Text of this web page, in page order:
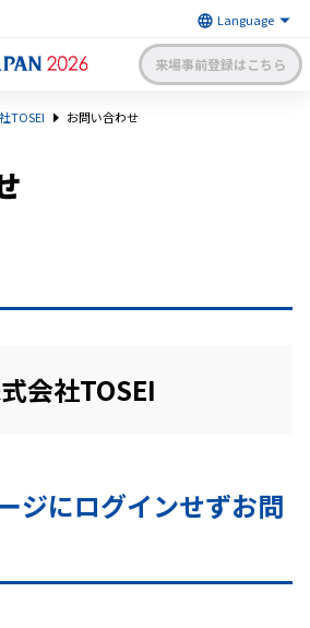
来場事前登録はこちら
社
日本食品機械工業会
TOSEI お問い合わせ
会社TOSEI
ジにログインせずお問